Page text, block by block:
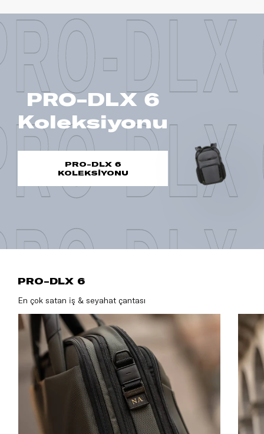
PRO-DLX 6
Koleksiyonu
PRO-DLX 6
KOLEKSİYONU
PRO-DLX 6
En çok satan iş & seyahat çantası